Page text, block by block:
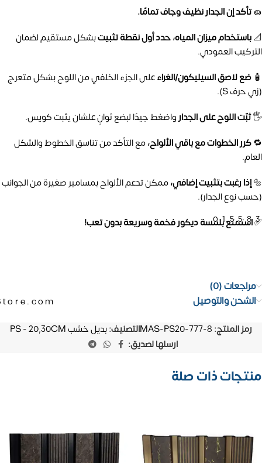
🧽تأكد إن الجدار نظيف وجاف تمامًا.
📐باستخدام ميزان المياه، حدد أول نقطة تثبيتبشكل مستقيم لضمان
التركيب العمودي.
🧴 ضع لاصق السيليكون/الغراءعلى الجزء الخلفي من اللوح بشكل متعرج
(زي حرف S).
🖐️ثبّت اللوح على الجدارواضغط جيدًا لبضع ثوانٍ علشان يثبت كويس.
🔁كرر الخطوات مع باقي الألواح،مع التأكد من تناسق الخطوط والشكل
العام.
🔩إذا رغبت بتثبيت إضافي،ممكن تدعم الألواح بمسامير صغيرة من الجوانب
(حسب نوع الجدار).
✅استمتع بلمسة ديكور فخمة وسريعة بدون تعب!
مراجعات (0)
الشحن والتوصيل
رمز المنتج: MAS-PS20-777-8التصنيف:بديل خشب PS - 20,30CM
ارسلها لصديق:
منتجات ذات صلة